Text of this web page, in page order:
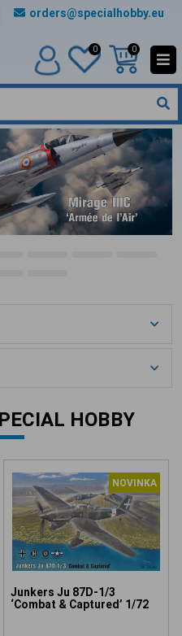
orders@specialhobby.eu
0 0
HOBBY
NOVINKA
Junkers Ju 87D-1/3
‘Combat & Captured’ 1/72